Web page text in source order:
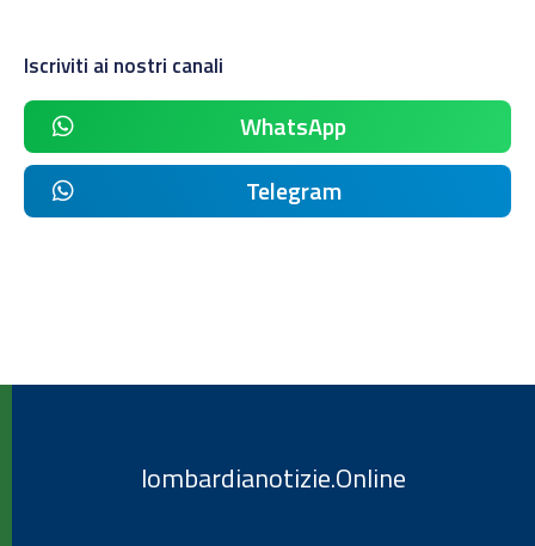
Iscriviti ai nostri canali
WhatsApp
Telegram
lombardianotizie.Online